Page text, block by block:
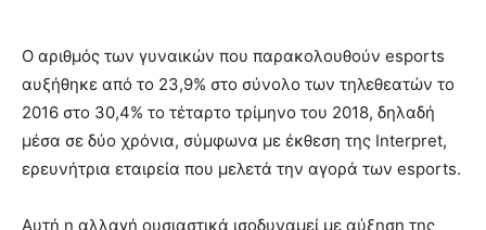
Ο αριθμός των γυναικών που παρακολουθούν esports
αυξήθηκε από το 23,9% στο σύνολο των τηλεθεατών το
2016 στο 30,4% το τέταρτο τρίμηνο του 2018, δηλαδή
μέσα σε δύο χρόνια, σύμφωνα με έκθεση της Interpret,
ερευνήτρια εταιρεία που μελετά την αγορά των esports.
Αυτή η αλλαγή ουσιαστικά ισοδυναμεί με αύξηση της